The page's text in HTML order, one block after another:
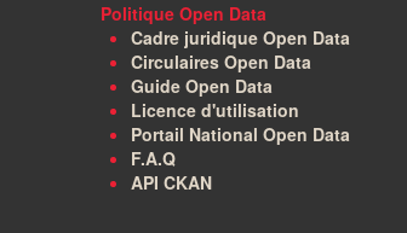
Politique Open Data
Cadre juridique Open Data
Circulaires Open Data
Guide Open Data
Licence d'utilisation
Portail National Open Data
F.A.Q
API CKAN